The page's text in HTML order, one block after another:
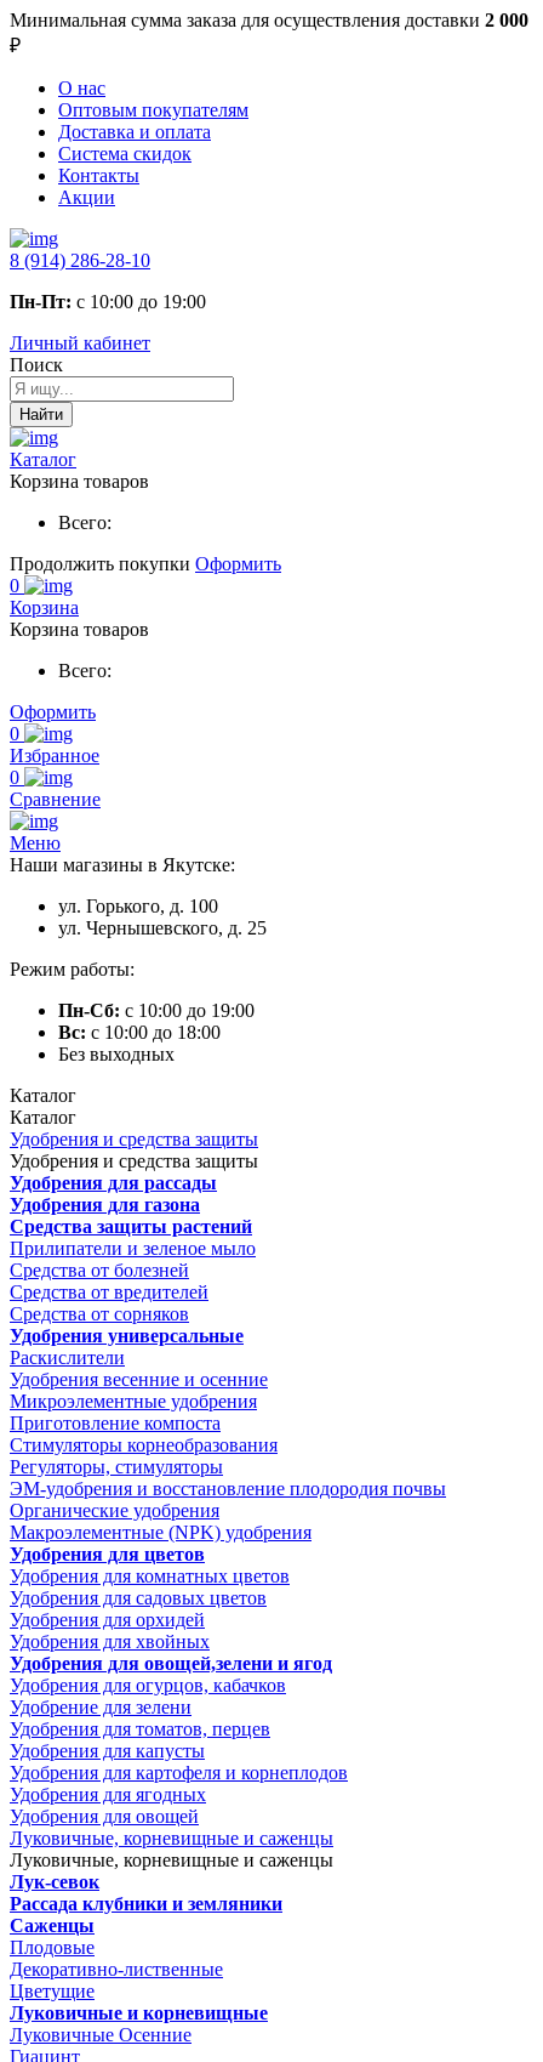
Минимальная сумма заказа для осуществления доставки 2 000
₽
О нас
Оптовым покупателям
Доставка и оплата
Система скидок
Контакты
Акции
8 (914) 286-28-10
Пн-Пт: с 10:00 до 19:00
Личный кабинет
Поиск
Найти
Каталог
Корзина товаров
Всего:
Продолжить покупки Оформить
0
Корзина
Корзина товаров
Всего:
Оформить
0
Избранное
0
Сравнение
Меню
Наши магазины в Якутске:
ул. Горького, д. 100
ул. Чернышевского, д. 25
Режим работы:
Пн-Сб: с 10:00 до 19:00
Вс: с 10:00 до 18:00
Без выходных
Каталог
Каталог
Удобрения и средства защиты
Удобрения и средства защиты
Удобрения для рассады
Удобрения для газона
Средства защиты растений
Прилипатели и зеленое мыло
Средства от болезней
Средства от вредителей
Средства от сорняков
Удобрения универсальные
Раскислители
Удобрения весенние и осенние
Микроэлементные удобрения
Приготовление компоста
Стимуляторы корнеобразования
Регуляторы, стимуляторы
ЭМ-удобрения и восстановление плодородия почвы
Органические удобрения
Макроэлементные (NPK) удобрения
Удобрения для цветов
Удобрения для комнатных цветов
Удобрения для садовых цветов
Удобрения для орхидей
Удобрения для хвойных
Удобрения для овощей,зелени и ягод
Удобрения для огурцов, кабачков
Удобрение для зелени
Удобрения для томатов, перцев
Удобрения для капусты
Удобрения для картофеля и корнеплодов
Удобрения для ягодных
Удобрения для овощей
Луковичные, корневищные и саженцы
Луковичные, корневищные и саженцы
Лук-севок
Рассада клубники и земляники
Саженцы
Плодовые
Декоративно-лиственные
Цветущие
Луковичные и корневищные
Луковичные Осенние
Гиацинт